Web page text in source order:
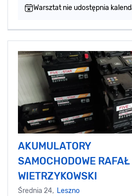
Warsztat nie udostępnia
AKUMULATORY
SAMOCHODOWE RAFAŁ
WIETRZYKOWSKI
Średnia 24, Leszno